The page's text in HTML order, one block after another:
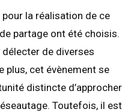
la réalisation de ce
partage ont été choisis.
de diverses
plus, cet évènement se
distincte d’approcher
Toutefois, il est